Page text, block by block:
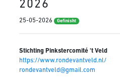
2026
25-05-2026 Gefinisht
Stichting Pinkstercomité 't Veld
https://www.rondevantveld.nl/
rondevantveld@gmail.com